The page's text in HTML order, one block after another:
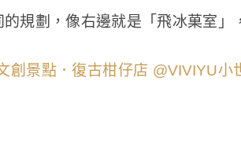
規劃，像右邊就是「飛冰菓室」